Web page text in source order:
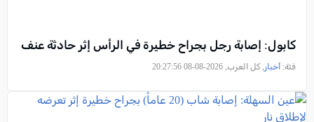
كابول: إصابة رجل بجراح خطيرة في الرأس إثر حادثة عنف
فئة: أخبار , كل العرب, 2026-08-08 20:27:56